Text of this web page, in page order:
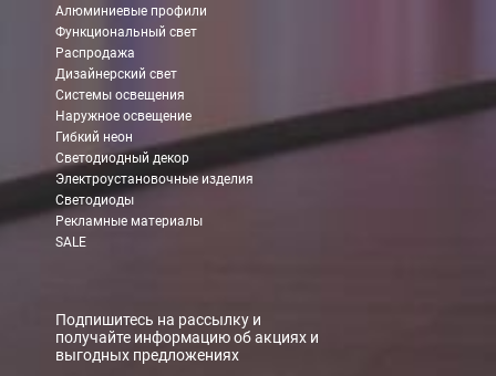
Алюминиевые профили
Функциональный свет
Распродажа
Дизайнерский свет
Системы освещения
Наружное освещение
Гибкий неон
Светодиодный декор
Электроустановочные изделия
Светодиоды
Рекламные материалы
SALE
Подпишитесь на рассылку и
получайте информацию об акциях и
выгодных предложениях